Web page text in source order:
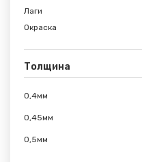
Лаги
Окраска
Толщина
0,4мм
0,45мм
0,5мм